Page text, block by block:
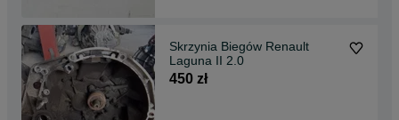
Skrzynia Biegów Renault
Laguna II 2.0
450 zł